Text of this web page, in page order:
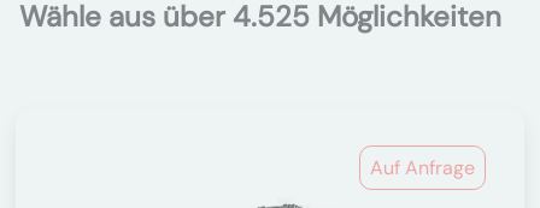
Wähle aus über 4.525 Möglichkeiten
Auf Anfrage